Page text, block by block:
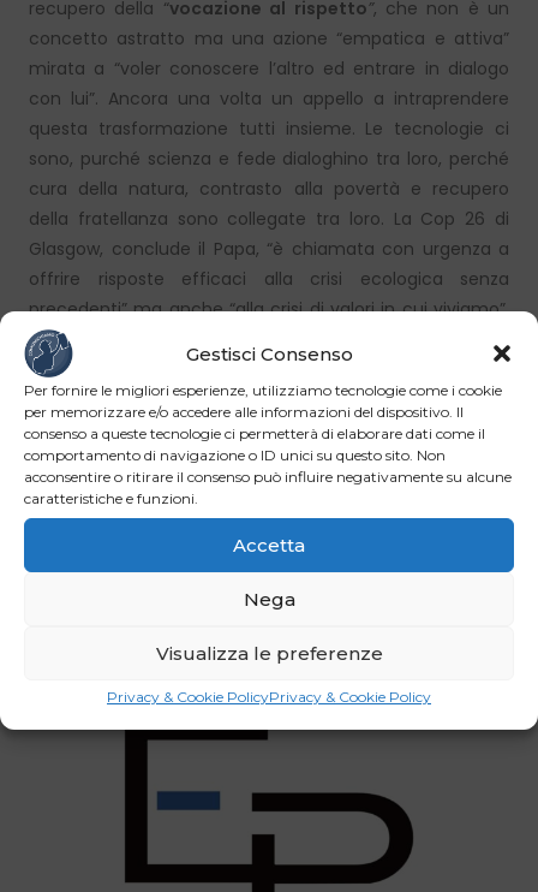
Gestisci Consenso
Per fornire le migliori esperienze, utilizziamo tecnologie come i cookie
per memorizzare e/o accedere alle informazioni del dispositivo. Il
consenso a queste tecnologie ci permetterà di elaborare dati come il
comportamento di navigazione o ID unici su questo sito. Non
acconsentire o ritirare il consenso può influire negativamente su alcune
caratteristiche e funzioni.
Accetta
Nega
Visualizza le preferenze
Privacy & Cookie PolicyPrivacy & Cookie Policy
recupero della “vocazione al rispetto”, che non è un
concetto astratto ma una azione “empatica e attiva”
mirata a “voler conoscere l’altro ed entrare in dialogo
con lui”. Ancora una volta un appello a intraprendere
questa trasformazione tutti insieme. Le tecnologie ci
sono, purché scienza e fede dialoghino tra loro, perché
cura della natura, contrasto alla povertà e recupero
della fratellanza sono collegate tra loro. La Cop 26 di
Glasgow, conclude il Papa, “è chiamata con urgenza a
offrire risposte efficaci alla crisi ecologica senza
precedenti” ma anche “alla crisi di valori in cui viviamo”,
così da offrire una concreta speranza alle generazioni
future.
Facebook LinkedIn
WhatsApp Email